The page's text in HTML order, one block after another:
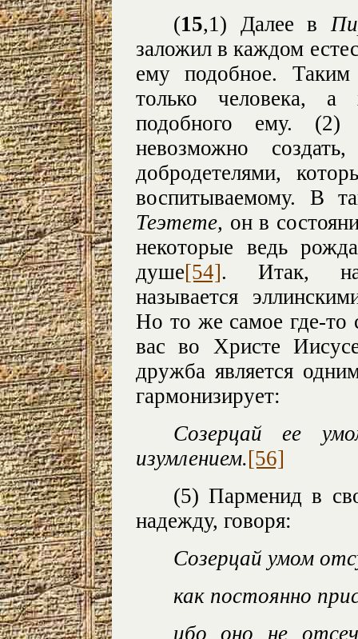
(15,1) Далее в
заложил в каждом
ему подобное. Таким
только человека,
подобного ему. (2)
невозможно
добродетелями,
воспитываемому. В
Теэтете, он в
некоторые ведь
душе[54]. Итак,
называется
Но то же самое где-то
вас во Христе
дружба является
гармонизирует:
Созерцай ее
изумлением.[56]
(5) Парменид в
надежду, говоря:
Созерцай умом
как постоянно
ибо оно не